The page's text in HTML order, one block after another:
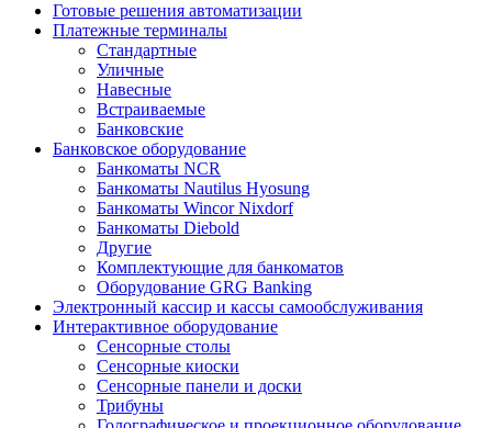
Готовые решения автоматизации
Платежные терминалы
Стандартные
Уличные
Навесные
Встраиваемые
Банковские
Банковское оборудование
Банкоматы NCR
Банкоматы Nautilus Hyosung
Банкоматы Wincor Nixdorf
Банкоматы Diebold
Другие
Комплектующие для банкоматов
Оборудование GRG Banking
Электронный кассир и кассы самообслуживания
Интерактивное оборудование
Сенсорные столы
Сенсорные киоски
Сенсорные панели и доски
Трибуны